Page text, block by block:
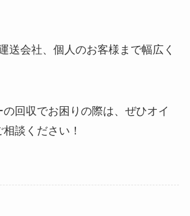
送会社、個人のお客様まで幅広く
回収でお困りの際は、ぜひオイ
談ください！